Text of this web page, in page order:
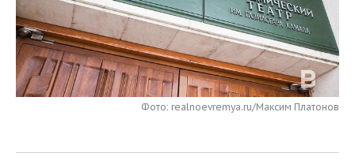
НЕФТЬ
ОПК
ЭНЕРГЕТИКА
РОЗНИЧНАЯ ТОРГОВЛЯ
ТРАНСПОРТ
УСЛУГИ
НОВОСТИ ТЕХНОЛОГИЙ
IT
МЕДИА
МЕРОПРИЯТИЯ
НОВОСТИ МЕРОПРИЯТИЙ
ВЫЕЗДНАЯ РЕДАКЦИЯ
СПОРТ
НОВОСТИ СПОРТА
ОБЩЕСТВО
Фото: realnoevremya.ru/Максим Платонов